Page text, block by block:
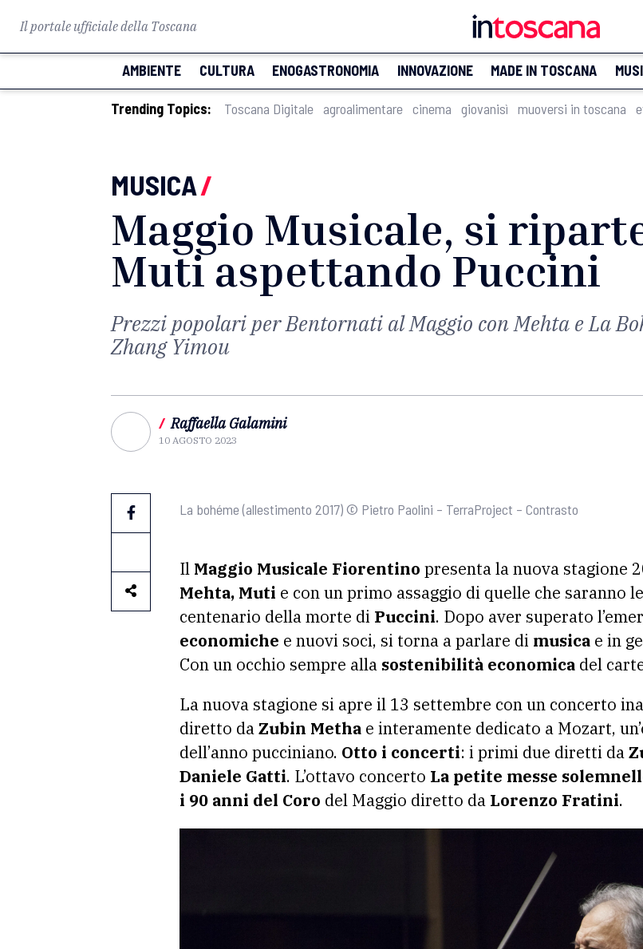
Il portale ufficiale della Toscana
AMBIENTE CULTURA ENOGASTRONOMIA INNOVAZIONE MADE IN TOSCANA
Trending Topics: Toscana Digitale agroalimentare cinema giovanisì muoversi in toscana
MUSICA/
Maggio Musicale, si
Muti aspettando Puccini
Prezzi popolari per Bentornati al Maggio con Mehta e La
Zhang Yimou
/ Raffaella Galamini
10 AGOSTO 2023
La bohéme (allestimento 2017) © Pietro Paolini – TerraProject – Contrasto
Il Maggio Musicale Fiorentino presenta la nuova stagione
Mehta, Muti e con un primo assaggio di quelle che saranno
centenario della morte di Puccini. Dopo aver superato
economiche e nuovi soci, si torna a parlare di musica e in
Con un occhio sempre alla sostenibilità economica del
La nuova stagione si apre il 13 settembre con un concerto
diretto daZubin Metha e interamente dedicato a Mozart,
dell’anno pucciniano. Otto i concerti: i primi due diretti da
Daniele Gatti. L’ottavo concerto La petite messe
i 90 anni del Coro del Maggio diretto da Lorenzo Fratini.